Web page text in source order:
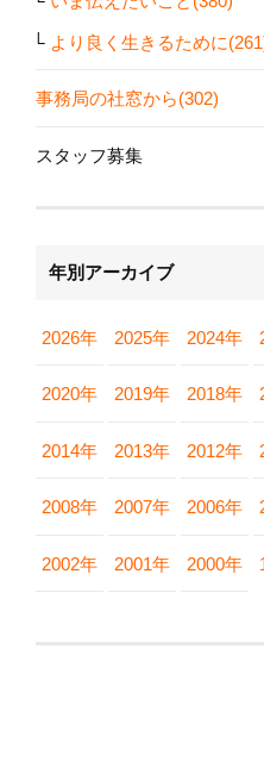
より良く生きるために
事務局の社窓から(302)
スタッフ募集
年別アーカイブ
2026年 2025年 2024年
2020年 2019年 2018年
2014年 2013年 2012年
2008年 2007年 2006年
2002年 2001年 2000年